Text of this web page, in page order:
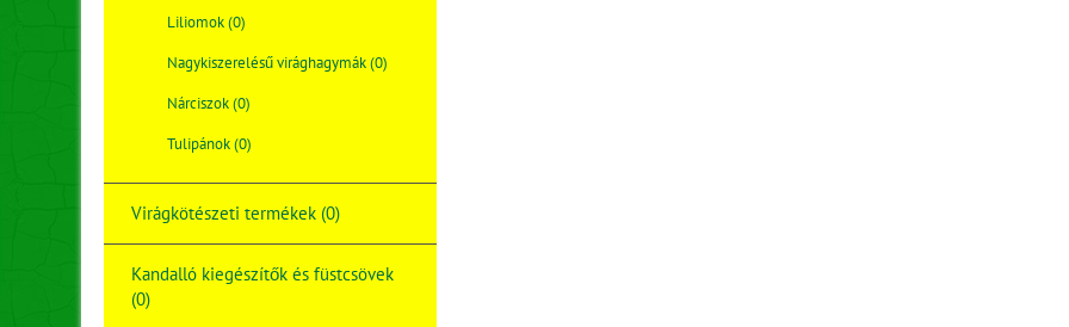
Liliomok (0)
Nagykiszerelésű virághagymák (0)
Nárciszok (0)
Tulipánok (0)
Virágkötészeti termékek (0)
Kandalló kiegészítők és füstcsövek
(0)